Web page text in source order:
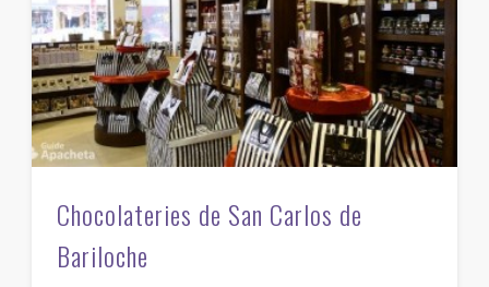
Chocolateries de San Carlos de
Bariloche